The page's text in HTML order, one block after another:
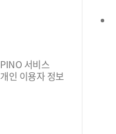
PINO 서비스
개인 이용자 정보